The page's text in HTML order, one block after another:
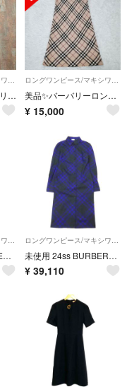
ロングワンピース/マキシワンピース
大きいサイズ バーバリーロンドン ワンピース 三陽商会 ブラック コットン 46
ロングワンピース/マキシワンピース
美品✨バーバリーロンドン ノースリーブ ワンピース ノバチェック 38
¥ 15,000
未使用 22AW BURBERRY バーバリー ダークバーチブラウン チェック プリーツ ボタンダウン シャツ ドレス ワンピース ストレッチ 38 レディース 古着 中古 USED 未使用 24ss BURBERRY バーバリー ダニエルリー チェック ウール シャツワンピース 長袖 ドレス 38 ダークグリーン パープル レディース 古着 中古 USED
¥ 39,110